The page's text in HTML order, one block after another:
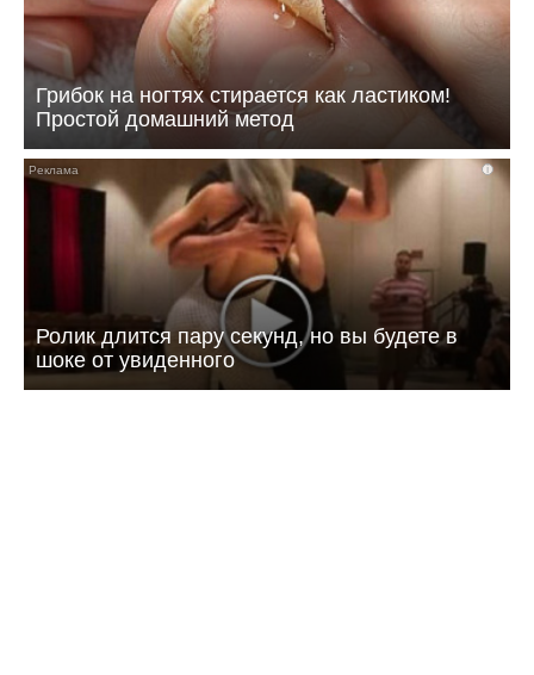
Грибок на ногтях стирается как ластиком!
Простой домашний метод
i
Ролик длится пару секунд, но вы будете в
шоке от увиденного